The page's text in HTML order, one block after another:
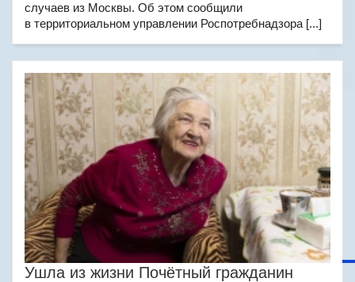
случаев из Москвы. Об этом сообщили
в территориальном управлении Роспотребнадзора [...]
Ушла из жизни Почётный гражданин